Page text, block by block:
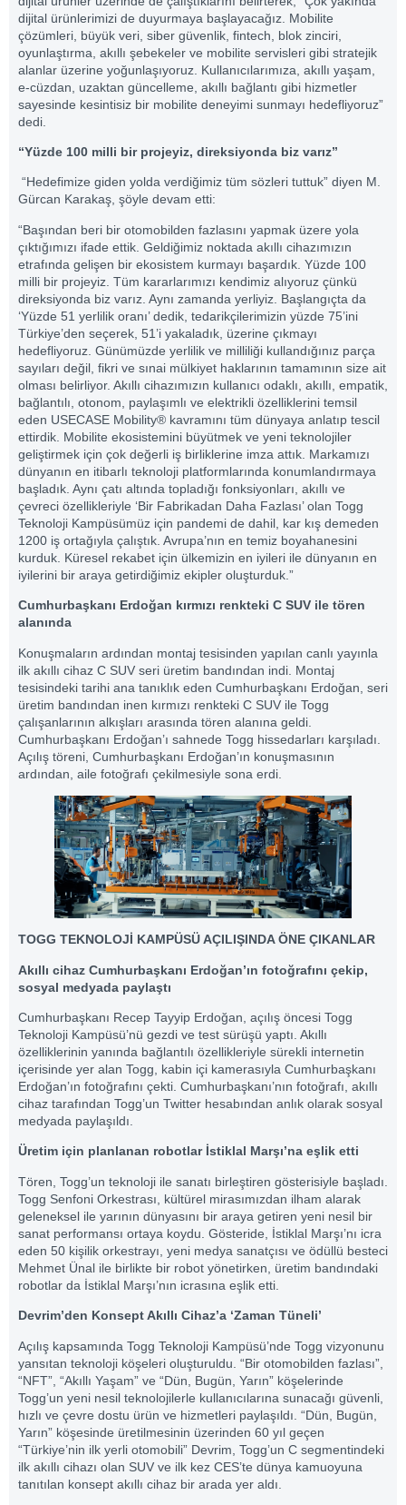
dijital ürünlerimizi de duyurmaya başlayacağız. Mobilite
çözümleri, büyük veri, siber güvenlik, fintech, blok zinciri,
oyunlaştırma, akıllı şebekeler ve mobilite servisleri gibi stratejik
alanlar üzerine yoğunlaşıyoruz. Kullanıcılarımıza, akıllı yaşam,
e-cüzdan, uzaktan güncelleme, akıllı bağlantı gibi hizmetler
sayesinde kesintisiz bir mobilite deneyimi sunmayı hedefliyoruz”
dedi.
“Yüzde 100 milli bir projeyiz, direksiyonda biz varız”
“Hedefimize giden yolda verdiğimiz tüm sözleri tuttuk” diyen M.
Gürcan Karakaş, şöyle devam etti:
“Başından beri bir otomobilden fazlasını yapmak üzere yola
çıktığımızı ifade ettik. Geldiğimiz noktada akıllı cihazımızın
etrafında gelişen bir ekosistem kurmayı başardık. Yüzde 100
milli bir projeyiz. Tüm kararlarımızı kendimiz alıyoruz çünkü
direksiyonda biz varız. Aynı zamanda yerliyiz. Başlangıçta da
‘Yüzde 51 yerlilik oranı’ dedik, tedarikçilerimizin yüzde 75’ini
Türkiye’den seçerek, 51’i yakaladık, üzerine çıkmayı
hedefliyoruz. Günümüzde yerlilik ve milliliği kullandığınız parça
sayıları değil, fikri ve sınai mülkiyet haklarının tamamının size ait
olması belirliyor. Akıllı cihazımızın kullanıcı odaklı, akıllı, empatik,
bağlantılı, otonom, paylaşımlı ve elektrikli özelliklerini temsil
eden USECASE Mobility® kavramını tüm dünyaya anlatıp tescil
ettirdik. Mobilite ekosistemini büyütmek ve yeni teknolojiler
geliştirmek için çok değerli iş birliklerine imza attık. Markamızı
dünyanın en itibarlı teknoloji platformlarında konumlandırmaya
başladık. Aynı çatı altında topladığı fonksiyonları, akıllı ve
çevreci özellikleriyle ‘Bir Fabrikadan Daha Fazlası’ olan Togg
Teknoloji Kampüsümüz için pandemi de dahil, kar kış demeden
1200 iş ortağıyla çalıştık. Avrupa’nın en temiz boyahanesini
kurduk. Küresel rekabet için ülkemizin en iyileri ile dünyanın en
iyilerini bir araya getirdiğimiz ekipler oluşturduk.”
Cumhurbaşkanı Erdoğan kırmızı renkteki C SUV ile tören
alanında
Konuşmaların ardından montaj tesisinden yapılan canlı yayınla
ilk akıllı cihaz C SUV seri üretim bandından indi. Montaj
tesisindeki tarihi ana tanıklık eden Cumhurbaşkanı Erdoğan, seri
üretim bandından inen kırmızı renkteki C SUV ile Togg
çalışanlarının alkışları arasında tören alanına geldi.
Cumhurbaşkanı Erdoğan’ı sahnede Togg hissedarları karşıladı.
Açılış töreni, Cumhurbaşkanı Erdoğan’ın konuşmasının
ardından, aile fotoğrafı çekilmesiyle sona erdi.
TOGG TEKNOLOJİ KAMPÜSÜ AÇILIŞINDA ÖNE ÇIKANLAR
Akıllı cihaz Cumhurbaşkanı Erdoğan’ın fotoğrafını çekip,
sosyal medyada paylaştı
Cumhurbaşkanı Recep Tayyip Erdoğan, açılış öncesi Togg
Teknoloji Kampüsü’nü gezdi ve test sürüşü yaptı. Akıllı
özelliklerinin yanında bağlantılı özellikleriyle sürekli internetin
içerisinde yer alan Togg, kabin içi kamerasıyla Cumhurbaşkanı
Erdoğan’ın fotoğrafını çekti. Cumhurbaşkanı’nın fotoğrafı, akıllı
cihaz tarafından Togg’un Twitter hesabından anlık olarak sosyal
medyada paylaşıldı.
Üretim için planlanan robotlar İstiklal Marşı’na eşlik etti
Tören, Togg’un teknoloji ile sanatı birleştiren gösterisiyle başladı.
Togg Senfoni Orkestrası, kültürel mirasımızdan ilham alarak
geleneksel ile yarının dünyasını bir araya getiren yeni nesil bir
sanat performansı ortaya koydu. Gösteride, İstiklal Marşı’nı icra
eden 50 kişilik orkestrayı, yeni medya sanatçısı ve ödüllü besteci
Mehmet Ünal ile birlikte bir robot yönetirken, üretim bandındaki
robotlar da İstiklal Marşı’nın icrasına eşlik etti.
Devrim’den Konsept Akıllı Cihaz’a ‘Zaman Tüneli’
Açılış kapsamında Togg Teknoloji Kampüsü’nde Togg vizyonunu
yansıtan teknoloji köşeleri oluşturuldu. “Bir otomobilden fazlası”,
“NFT”, “Akıllı Yaşam” ve “Dün, Bugün, Yarın” köşelerinde
Togg’un yeni nesil teknolojilerle kullanıcılarına sunacağı güvenli,
hızlı ve çevre dostu ürün ve hizmetleri paylaşıldı. “Dün, Bugün,
Yarın” köşesinde üretilmesinin üzerinden 60 yıl geçen
“Türkiye’nin ilk yerli otomobili” Devrim, Togg’un C segmentindeki
ilk akıllı cihazı olan SUV ve ilk kez CES’te dünya kamuoyuna
tanıtılan konsept akıllı cihaz bir arada yer aldı.